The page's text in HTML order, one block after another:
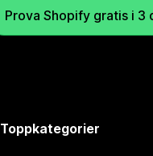
Prova Shopify gratis i 3
Toppkategorier